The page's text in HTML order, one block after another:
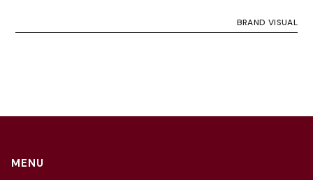
BRAND VISUAL
MENU